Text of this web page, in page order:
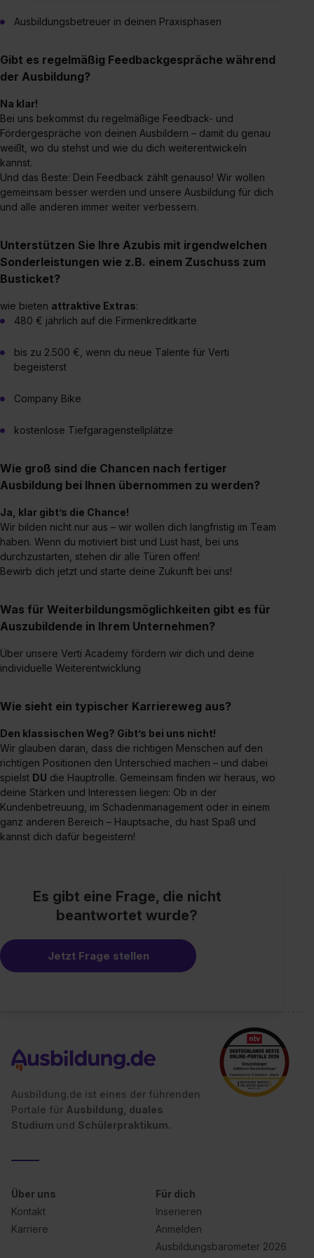
erforderliche personenbezogene Daten an Social Media
Eine Erlaubnis hierfür kannst du auch später noch im
Einzelfall bei dem jeweiligen Inhalt erteilen. Willst du nur
Auswahl über die Checkboxen und klick auf „Auswahl
erlauben“. Die Einwilligung zur Platzierung von Cookies
der Kategorien „Präferenzen“, „Statistiken“ und „Social
Media und Marketing“ umfasst hierbei die Einwilligung
zur Übermittlung deiner Daten in die USA (Art. 49 Abs. 1
S. 1 lit. a) DS-GVO). Die USA verfügen über kein
angemessenes Datenschutzniveau (EuGH – Schrems
Wirkung für die Zukunft ganz oder teilweise über unsere
Datenschutzerklärung unter dem Punkt „Datenschutz-
Einstellungen“ widerrufen. Weitere Informationen zu den
zeigen“. Weitere Informationen:
Impressum.
Ausbildungsbetreuer in deinen Praxisphasen
Gibt es regelmäßig Feedbackgespräche während
der Ausbildung?
Na klar!
Bei uns bekommst du regelmäßige Feedback- und
Fördergespräche von deinen Ausbildern – damit du genau
weißt, wo du stehst und wie du dich weiterentwickeln
kannst.
Und das Beste: Dein Feedback zählt genauso! Wir wollen
gemeinsam besser werden und unsere Ausbildung für dich
und alle anderen immer weiter verbessern.
Unterstützen Sie Ihre Azubis mit irgendwelchen
Sonderleistungen wie z.B. einem Zuschuss zum
Busticket?
wie bieten attraktive Extras:
480 € jährlich auf die Firmenkreditkarte
bis zu 2.500 €, wenn du neue Talente für Verti
begeisterst
Company Bike
kostenlose Tiefgaragenstellplätze
Wie groß sind die Chancen nach fertiger
Ausbildung bei Ihnen übernommen zu werden?
Ja, klar gibt’s die Chance!
Wir bilden nicht nur aus – wir wollen dich langfristig im Team
haben. Wenn du motiviert bist und Lust hast, bei uns
durchzustarten, stehen dir alle Türen offen!
Bewirb dich jetzt und starte deine Zukunft bei uns!
Was für Weiterbildungsmöglichkeiten gibt es für
Auszubildende in Ihrem Unternehmen?
Über unsere Verti Academy fördern wir dich und deine
individuelle Weiterentwicklung
Wie sieht ein typischer Karriereweg aus?
Den klassischen Weg? Gibt’s bei uns nicht!
Wir glauben daran, dass die richtigen Menschen auf den
richtigen Positionen den Unterschied machen – und dabei
spielst DU die Hauptrolle. Gemeinsam finden wir heraus, wo
deine Stärken und Interessen liegen: Ob in der
Kundenbetreuung, im Schadenmanagement oder in einem
ganz anderen Bereich – Hauptsache, du hast Spaß und
kannst dich dafür begeistern!
Es gibt eine Frage, die nicht
beantwortet wurde?
Jetzt Frage stellen
Ausbildung.de ist eines der führenden
Portale für Ausbildung, duales
Studium und Schülerpraktikum.
Über uns
Kontakt
Karriere
Für dich
Inserieren
Anmelden
Ausbildungsbarometer 2026